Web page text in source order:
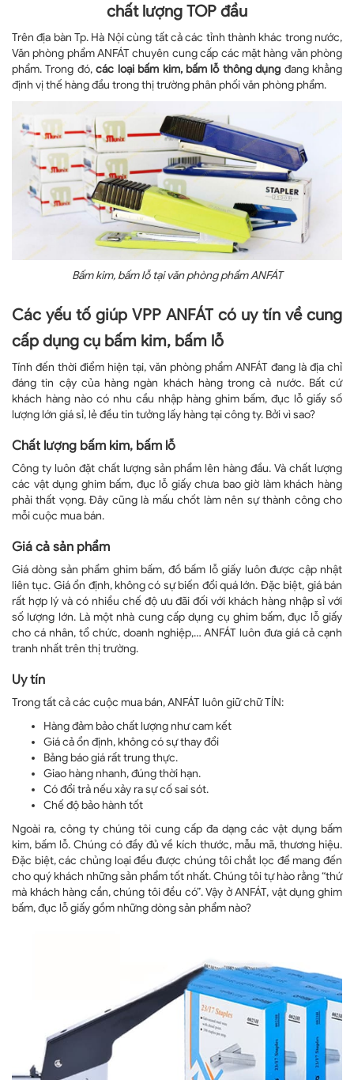
chất lượng TOP đầu
Trên địa bàn Tp. Hà Nội cùng tất cả các tỉnh thành khác trong nước,
Văn phòng phẩm ANFÁT chuyên cung cấp các mặt hàng văn phòng
phẩm. Trong đó,các loại bấm kim, bấm lỗ thông dụng đang khẳng
định vị thế hàng đầu trong thị trường phân phối văn phòng phẩm.
Bấm kim, bấm lỗ tại văn phòng phẩm ANFÁT
Các yếu tố giúp VPP ANFÁT có uy tín về cung
cấp dụng cụ bấm kim, bấm lỗ
Tính đến thời điểm hiện tại, văn phòng phẩm ANFÁT đang là địa chỉ
đáng tin cậy của hàng ngàn khách hàng trong cả nước. Bất cứ
khách hàng nào có nhu cầu nhập hàng ghim bấm, đục lỗ giấy số
lượng lớn giá sỉ, lẻ đều tin tưởng lấy hàng tại công ty. Bởi vì sao?
Chất lượng bấm kim, bấm lỗ
Công ty luôn đặt chất lượng sản phẩm lên hàng đầu. Và chất lượng
các vật dụng ghim bấm, đục lỗ giấy chưa bao giờ làm khách hàng
phải thất vọng. Đây cũng là mấu chốt làm nên sự thành công cho
mỗi cuộc mua bán.
Giá cả sản phẩm
Giá dòng sản phẩm ghim bấm, đồ bấm lỗ giấy luôn được cập nhật
liên tục. Giá ổn định, không có sự biến đổi quá lớn. Đặc biệt, giá bán
rất hợp lý và có nhiều chế độ ưu đãi đối với khách hàng nhập sỉ với
số lượng lớn. Là một nhà cung cấp dụng cụ ghim bấm, đục lỗ giấy
cho cá nhân, tổ chức, doanh nghiệp,… ANFÁT luôn đưa giá cả cạnh
tranh nhất trên thị trường.
Uy tín
Trong tất cả các cuộc mua bán, ANFÁT luôn giữ chữ TÍN:
Hàng đảm bảo chất lượng như cam kết
Giá cả ổn định, không có sự thay đổi
Bảng báo giá rất trung thực.
Giao hàng nhanh, đúng thời hạn.
Có đổi trả nếu xảy ra sự cố sai sót.
Chế độ bảo hành tốt
Ngoài ra, công ty chúng tôi cung cấp đa dạng các vật dụng bấm
kim, bấm lỗ. Chúng có đầy đủ về kích thước, mẫu mã, thương hiệu.
Đặc biệt, các chủng loại đều được chúng tôi chắt lọc để mang đến
cho quý khách những sản phẩm tốt nhất. Chúng tôi tự hào rằng “thứ
mà khách hàng cần, chúng tôi đều có”. Vậy ở ANFÁT, vật dụng ghim
bấm, đục lỗ giấy gồm những dòng sản phẩm nào?